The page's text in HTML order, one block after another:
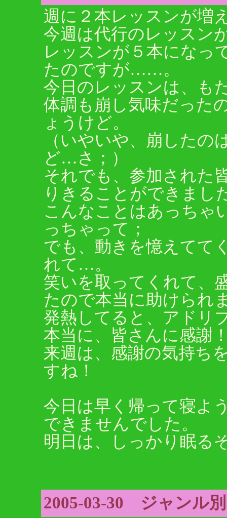
週に２本レッスンが増
今週は代行のレッスン
レッスンが５本になっ
たのですが……。
今日のレッスンは、も
体調も崩し気味だった
ょうけど。
（いやいや、崩したの
ど…さ；）
それでも、参加された
りきることができまし
こんなことはあっちゃ
っちゃって；
でも、動きを憶えてて
れて…。
笑いを取ってくれて、
たので本当に助けられ
発熱してると、アドリ
本当に、皆さんに感謝
来週は、感謝の気持ち
すね！
今日は早く帰って寝よ
できませんでした。
明日は、しっかり眠る
2005-03-30 ジャンル